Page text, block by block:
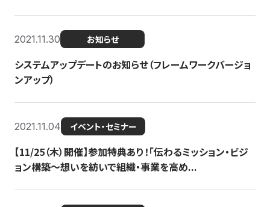
2021.11.30 お知らせ
システムアップデートのお知らせ（フレームワークバージョ
ンアップ）
2021.11.04 イベント・セミナー
【11/25（木）開催】参加特典あり！「伝わるミッション・ビジ
ョン構築〜想いを紡いで組織・事業を高め...